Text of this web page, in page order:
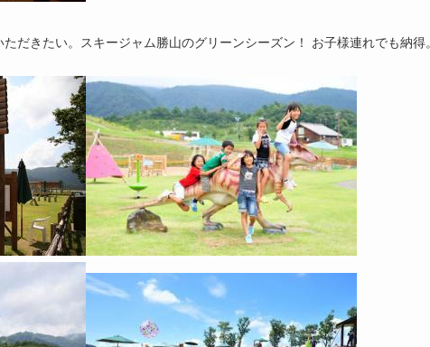
だきたい。スキージャム勝山のグリーンシーズン！ お子様連れでも納得。